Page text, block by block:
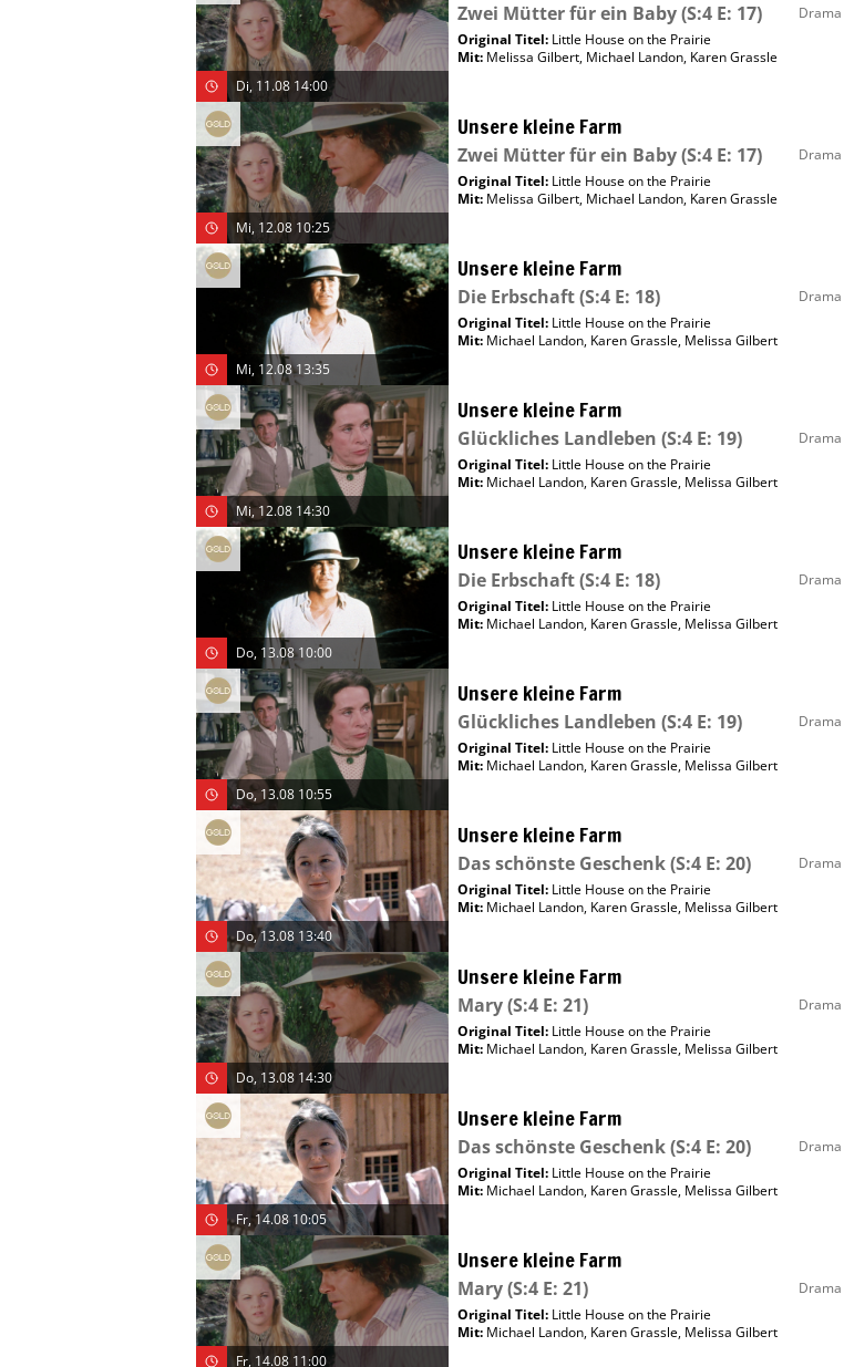
Di, 11.08 14:00
Zwei Mütter für ein Baby(S:4 E: 17) Drama
Original Titel: Little House on the Prairie
Mit: Melissa Gilbert, Michael Landon, Karen Grassle
Mi, 12.08 10:25
Unsere kleine Farm
Zwei Mütter für ein Baby(S:4 E: 17) Drama
Original Titel: Little House on the Prairie
Mit: Melissa Gilbert, Michael Landon, Karen Grassle
Mi, 12.08 13:35
Unsere kleine Farm
Die Erbschaft(S:4 E: 18) Drama
Original Titel: Little House on the Prairie
Mit: Michael Landon, Karen Grassle, Melissa Gilbert
Mi, 12.08 14:30
Unsere kleine Farm
Glückliches Landleben (S:4 E: 19) Drama
Original Titel: Little House on the Prairie
Mit: Michael Landon, Karen Grassle, Melissa Gilbert
Do, 13.08 10:00
Unsere kleine Farm
Die Erbschaft(S:4 E: 18) Drama
Original Titel: Little House on the Prairie
Mit: Michael Landon, Karen Grassle, Melissa Gilbert
Do, 13.08 10:55
Unsere kleine Farm
Glückliches Landleben (S:4 E: 19) Drama
Original Titel: Little House on the Prairie
Mit: Michael Landon, Karen Grassle, Melissa Gilbert
Do, 13.08 13:40
Unsere kleine Farm
Das schönste Geschenk(S:4 E: 20) Drama
Original Titel: Little House on the Prairie
Mit: Michael Landon, Karen Grassle, Melissa Gilbert
Do, 13.08 14:30
Unsere kleine Farm
Mary(S:4 E: 21) Drama
Original Titel: Little House on the Prairie
Mit: Michael Landon, Karen Grassle, Melissa Gilbert
Fr, 14.08 10:05
Unsere kleine Farm
Das schönste Geschenk(S:4 E: 20) Drama
Original Titel: Little House on the Prairie
Mit: Michael Landon, Karen Grassle, Melissa Gilbert
Fr, 14.08 11:00
Unsere kleine Farm
Mary(S:4 E: 21) Drama
Original Titel: Little House on the Prairie
Mit: Michael Landon, Karen Grassle, Melissa Gilbert